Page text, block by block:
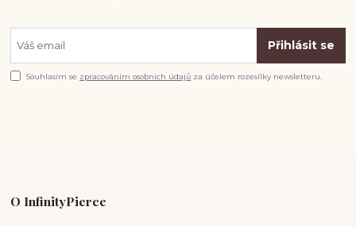
Přihlásit se
Souhlasím se zpracováním osobních údajů za účelem rozesílky newsletteru.
O InfinityPierce